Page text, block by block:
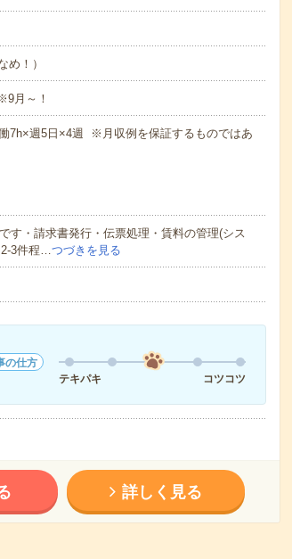
め！）
月～！
7h×週5日×4週 ※月収例を保証するものではあ
す・請求書発行・伝票処理・賃料の管理(シス
2-3件程…つづきを見る
の仕方
テキパキ
コツコツ
詳しく見る